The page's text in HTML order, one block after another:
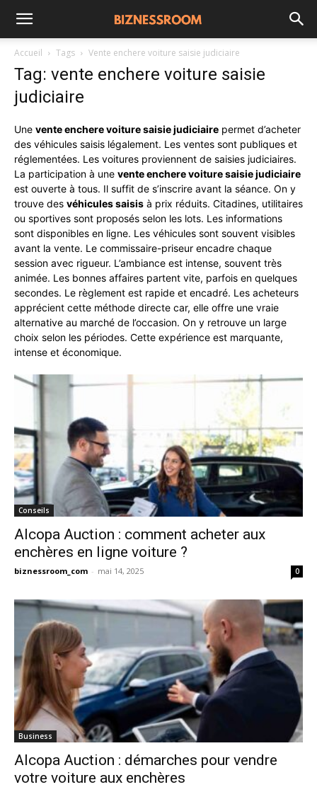
Accueil Tags Vente enchere voiture saisie judiciaire
Tag: vente enchere voiture saisie
judiciaire
Une vente enchere voiture saisie judiciaire permet d’acheter
des véhicules saisis légalement. Les ventes sont publiques et
réglementées. Les voitures proviennent de saisies judiciaires.
La participation à une vente enchere voiture saisie judiciaire
est ouverte à tous. Il suffit de s’inscrire avant la séance. On y
trouve des véhicules saisis à prix réduits. Citadines, utilitaires
ou sportives sont proposés selon les lots. Les informations
sont disponibles en ligne. Les véhicules sont souvent visibles
avant la vente. Le commissaire-priseur encadre chaque
session avec rigueur. L’ambiance est intense, souvent très
animée. Les bonnes affaires partent vite, parfois en quelques
secondes. Le règlement est rapide et encadré. Les acheteurs
apprécient cette méthode directe car, elle offre une vraie
alternative au marché de l’occasion. On y retrouve un large
choix selon les périodes. Cette expérience est marquante,
intense et économique.
Conseils
Alcopa Auction : comment acheter aux
enchères en ligne voiture ?
biznessroom_com - mai 14, 2025 0
Business
Alcopa Auction : démarches pour vendre
votre voiture aux enchères